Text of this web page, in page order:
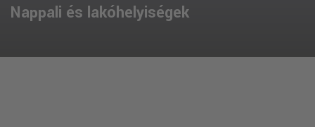
Nappali és lakóhelyiségek